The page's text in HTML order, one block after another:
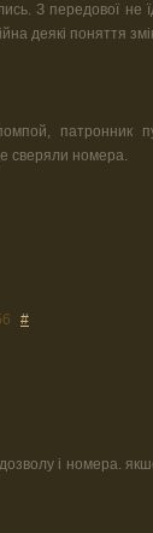
З передової не
деякі поняття
патронник
сверяли номера.
#
і номера.